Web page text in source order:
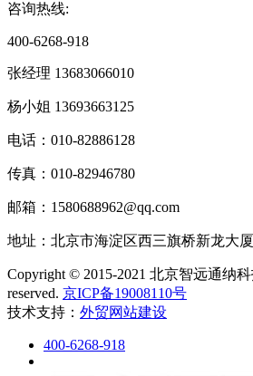
咨询热线:
400-6268-918
张经理 13683066010
杨小姐 13693663125
电话：010-82886128
传真：010-82946780
邮箱：1580688962@qq.com
地址：北京市海淀区西三旗桥新龙大厦
Copyright © 2015-2021 北京智远通纳
reserved. 京ICP备19008110号
技术支持： 外贸网站建设
400-6268-918